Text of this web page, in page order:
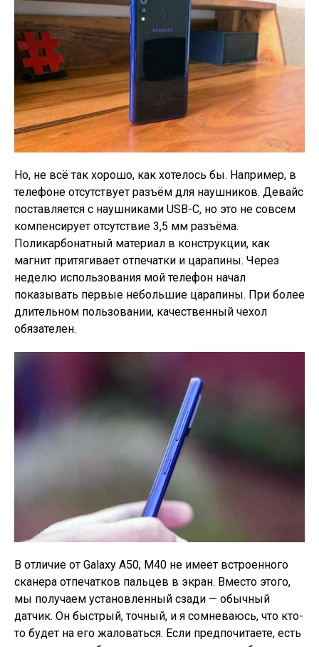
Но, не всё так хорошо, как хотелось бы. Например, в
телефоне отсутствует разъём для наушников. Девайс
поставляется с наушниками USB-C, но это не совсем
компенсирует отсутствие 3,5 мм разъёма.
Поликарбонатный материал в конструкции, как
магнит притягивает отпечатки и царапины. Через
неделю использования мой телефон начал
показывать первые небольшие царапины. При более
длительном пользовании, качественный чехол
обязателен.
В отличие от Galaxy A50, M40 не имеет встроенного
сканера отпечатков пальцев в экран. Вместо этого,
мы получаем установленный сзади — обычный
датчик. Он быстрый, точный, и я сомневаюсь, что кто-
то будет на его жаловаться. Если предпочитаете, есть